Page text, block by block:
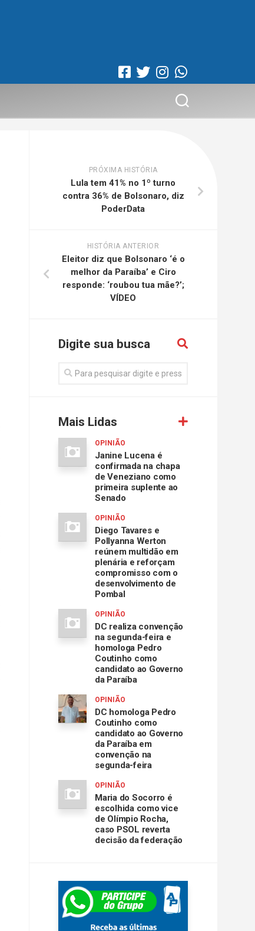
PRÓXIMA HISTÓRIA
Lula tem 41% no 1º turno
contra 36% de Bolsonaro, diz
PoderData
HISTÓRIA ANTERIOR
Eleitor diz que Bolsonaro ‘é o
melhor da Paraíba’ e Ciro
responde: ‘roubou tua mãe?’;
VÍDEO
Digite sua busca
Mais Lidas
OPINIÃO
Janine Lucena é
confirmada na chapa
de Veneziano como
primeira suplente ao
Senado
OPINIÃO
Diego Tavares e
Pollyanna Werton
reúnem multidão em
plenária e reforçam
compromisso com o
desenvolvimento de
Pombal
OPINIÃO
DC realiza convenção
na segunda-feira e
homologa Pedro
Coutinho como
candidato ao Governo
da Paraíba
OPINIÃO
DC homologa Pedro
Coutinho como
candidato ao Governo
da Paraíba em
convenção na
segunda-feira
OPINIÃO
Maria do Socorro é
escolhida como vice
de Olímpio Rocha,
caso PSOL reverta
decisão da federação